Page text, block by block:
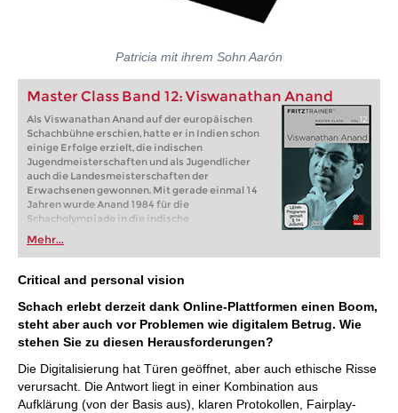
Patricia mit ihrem Sohn Aarón
Master Class Band 12: Viswanathan Anand
Als Viswanathan Anand auf der europäischen
Schachbühne erschien, hatte er in Indien schon
einige Erfolge erzielt, die indischen
Jugendmeisterschaften und als Jugendlicher
auch die Landesmeisterschaften der
Erwachsenen gewonnen. Mit gerade einmal 14
Jahren wurde Anand 1984 für die
Schacholympiade in die indische
Juniorenweltmeister, 1988 verlieh die die FIDE
dem 19-jährigen den Titel eines Großmeisters.
Mehr...
Critical and personal vision
Schach erlebt derzeit dank Online-Plattformen einen Boom,
steht aber auch vor Problemen wie digitalem Betrug. Wie
stehen Sie zu diesen Herausforderungen?
Die Digitalisierung hat Türen geöffnet, aber auch ethische Risse
verursacht. Die Antwort liegt in einer Kombination aus
Aufklärung (von der Basis aus), klaren Protokollen, Fairplay-